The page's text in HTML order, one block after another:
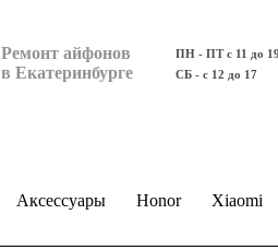
Ремонт айфонов
в Екатеринбурге
ПН - ПТ с 11 до
СБ - с 12 до 17
Аксессуары Honor Xiaomi